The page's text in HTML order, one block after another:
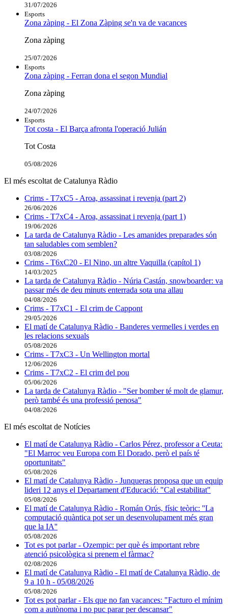
31/07/2026
Esports
Zona zàping - El Zona Zàping se'n va de vacances
Zona zàping
25/07/2026
Esports
Zona zàping - Ferran dona el segon Mundial
Zona zàping
24/07/2026
Esports
Tot costa - El Barça afronta l'operació Julián
Tot Costa
05/08/2026
El més escoltat de Catalunya Ràdio
Crims - T7xC5 - Aroa, assassinat i revenja (part 2)
26/06/2026
Crims - T7xC4 - Aroa, assassinat i revenja (part 1)
19/06/2026
La tarda de Catalunya Ràdio - Les amanides preparades són
tan saludables com semblen?
03/08/2026
Crims - T6xC20 - El Nino, un altre Vaquilla (capítol 1)
14/03/2025
La tarda de Catalunya Ràdio - Núria Castán, snowboarder: va
passar més de deu minuts enterrada sota una allau
04/08/2026
Crims - T7xC1 - El crim de Cappont
29/05/2026
El matí de Catalunya Ràdio - Banderes vermelles i verdes en
les relacions sexuals
05/08/2026
Crims - T7xC3 - Un Wellington mortal
12/06/2026
Crims - T7xC2 - El crim del pou
05/06/2026
La tarda de Catalunya Ràdio - "Ser bomber té molt de glamur,
però també és una professió penosa"
04/08/2026
El més escoltat de Notícies
El matí de Catalunya Ràdio - Carlos Pérez, professor a Ceuta:
"El Marroc veu Europa com El Dorado, però el país té
oportunitats"
05/08/2026
El matí de Catalunya Ràdio - Junqueras proposa que un equip
lideri 12 anys el Departament d'Educació: "Cal estabilitat"
05/08/2026
El matí de Catalunya Ràdio - Román Orús, físic teòric: ''La
computació quàntica pot ser un desenvolupament més gran
que la IA''
05/08/2026
Tot es pot parlar - Ozempic: per què és important rebre
atenció psicològica si prenem el fàrmac?
02/08/2026
El matí de Catalunya Ràdio - El matí de Catalunya Ràdio, de
9 a 10 h - 05/08/2026
05/08/2026
Tot es pot parlar - Els que no fan vacances: "Facturo el mínim
com a autònoma i no puc parar per descansar"